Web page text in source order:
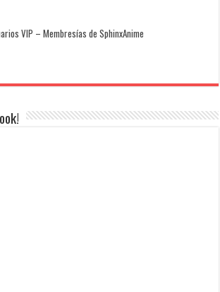
VIP – Membresías de SphinxAnime